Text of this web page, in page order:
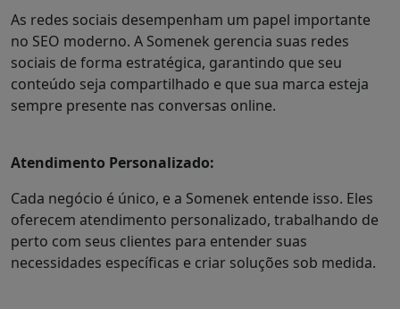
As redes sociais desempenham um papel importante
no SEO moderno. A Somenek gerencia suas redes
sociais de forma estratégica, garantindo que seu
conteúdo seja compartilhado e que sua marca esteja
sempre presente nas conversas online.
Atendimento Personalizado:
Cada negócio é único, e a Somenek entende isso. Eles
oferecem atendimento personalizado, trabalhando de
perto com seus clientes para entender suas
necessidades específicas e criar soluções sob medida.